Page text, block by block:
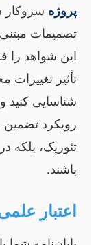
پروژه سروکار
تصمیمات
این شواهد را
تأثیر تغییرات
شناسایی کنید
رویکرد تضمین
تئوریک، بلکه
باشند.
اعتبار